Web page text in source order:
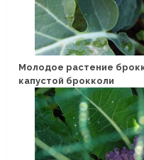
Молодое растение
капустой брокколи